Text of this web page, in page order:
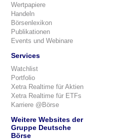
Wertpapiere
Handeln
Börsenlexikon
Publikationen
Events und Webinare
Services
Watchlist
Portfolio
Xetra Realtime für Aktien
Xetra Realtime für ETFs
Karriere @Börse
Weitere Websites der
Gruppe Deutsche
Börse